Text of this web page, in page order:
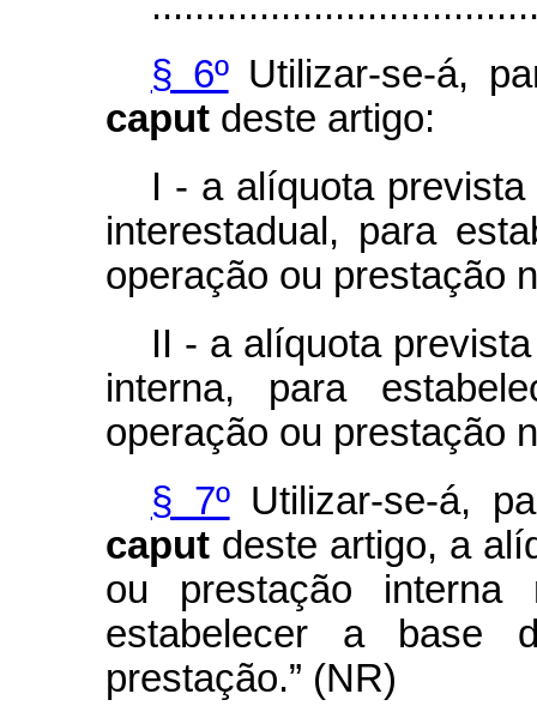
§ 6ºUtilizar-se-á,
caput deste artigo:
I - a alíquota
interestadual, para
operação ou prestação
II - a alíquota
interna, para
operação ou prestação
§ 7ºUtilizar-se-á,
caput deste artigo, a
ou prestação
estabelecer a base
prestação.” (NR)